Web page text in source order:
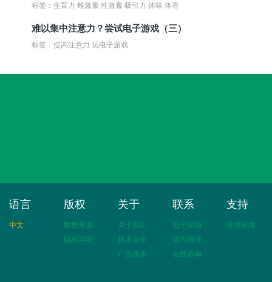
标签：生育力 雌激素 性激素 吸引力 体味 体香
难以集中注意力？尝试电子游戏（三）
标签：提高注意力 玩电子游戏
语言
中文
版权
数据来源
版权声明
关于
关于我们
技术合作
广告服务
联系
电子邮箱
官方微博
在线咨询
支持
友情链接